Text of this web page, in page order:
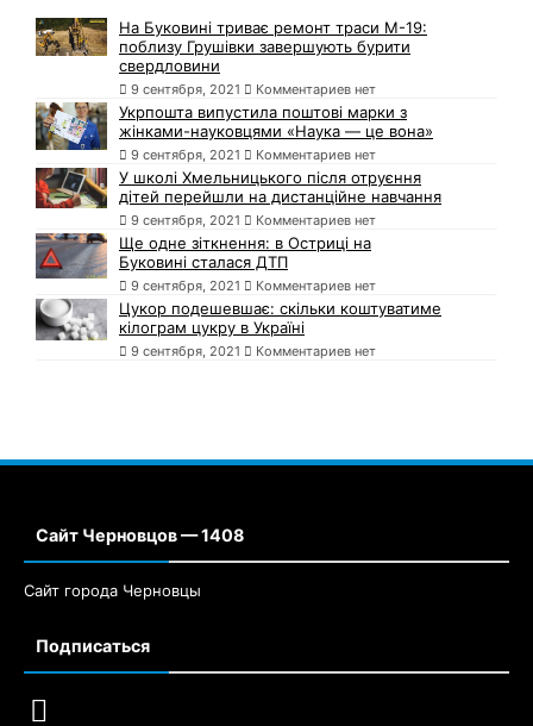
На Буковині триває ремонт траси М-19:
поблизу Грушівки завершують бурити
свердловини
9 сентября, 2021 Комментариев нет
Укрпошта випустила поштові марки з
жінками-науковцями «Наука — це вона»
9 сентября, 2021 Комментариев нет
У школі Хмельницького після отруєння
дітей перейшли на дистанційне навчання
9 сентября, 2021 Комментариев нет
Ще одне зіткнення: в Остриці на
Буковині сталася ДТП
9 сентября, 2021 Комментариев нет
Цукор подешевшає: скільки коштуватиме
кілограм цукру в Україні
9 сентября, 2021 Комментариев нет
Сайт Черновцов — 1408
Сайт города Черновцы
Подписаться